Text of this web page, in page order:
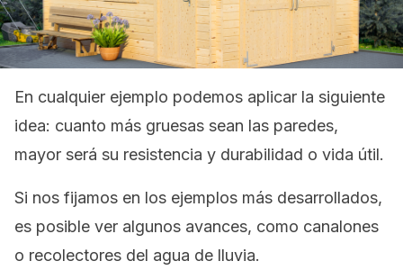
En cualquier ejemplo podemos aplicar la siguiente
idea: cuanto más gruesas sean las paredes,
mayor será su resistencia y durabilidad o vida útil.
Si nos fijamos en los ejemplos más desarrollados,
es posible ver algunos avances, como canalones
o recolectores del agua de lluvia.